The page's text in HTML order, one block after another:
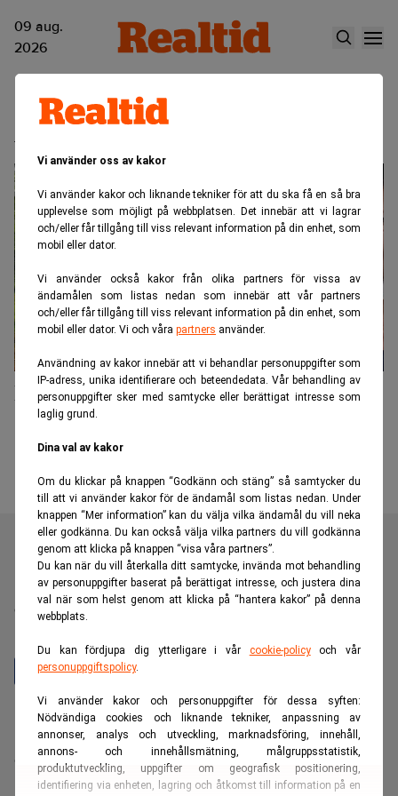
Vi använder oss av kakor
Vi använder kakor och liknande tekniker för att du ska få en så bra
upplevelse som möjligt på webbplatsen. Det innebär att vi lagrar
och/eller får tillgång till viss relevant information på din enhet, som
mobil eller dator.
Vi använder också kakor från olika partners för vissa av
ändamålen som listas nedan som innebär att vår partners
och/eller får tillgång till viss relevant information på din enhet, som
mobil eller dator. Vi och våra partners använder.
Användning av kakor innebär att vi behandlar personuppgifter som
IP-adress, unika identifierare och beteendedata. Vår behandling av
personuppgifter sker med samtycke eller berättigat intresse som
laglig grund.
Dina val av kakor
Om du klickar på knappen “Godkänn och stäng” så samtycker du
till att vi använder kakor för de ändamål som listas nedan. Under
knappen “Mer information” kan du välja vilka ändamål du vill neka
eller godkänna. Du kan också välja vilka partners du vill godkänna
genom att klicka på knappen “visa våra partners”.
Du kan när du vill återkalla ditt samtycke, invända mot behandling
av personuppgifter baserat på berättigat intresse, och justera dina
val när som helst genom att klicka på “hantera kakor” på denna
webbplats.
Du kan fördjupa dig ytterligare i vår cookie-policyoch vår
personuppgiftspolicy.
Vi använder kakor och personuppgifter för dessa syften:
Nödvändiga cookies och liknande tekniker, anpassning av
annonser, analys och utveckling, marknadsföring, innehåll,
annons- och innehållsmätning, målgruppsstatistik,
produktutveckling, uppgifter om geografisk positionering,
identifiering via enheten, lagring och åtkomst till information på en
09 aug.
2026
Antonia Ax:son Johnson
Därför drar finansprofilerna till skogs
Realtid är en oberoende och kostnadsfri nyhetskanal för
dig som vill fördjupa dig inom finans- och
Hantera prenumeration
Integritetspolicy för personuppgifter
Cookiepolicy
Relevance AI-policy